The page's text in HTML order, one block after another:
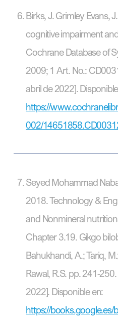
Birks, J. Grimley Evans,
cognitive impairment
Cochrane Database of
2009; 1 Art. No.:
abril de 2022].
https://
002/
Seyed Mohammad
2018. Technology &
and Nonmineral
Chapter 3.19. Gikgo
Bahukhandi, A.; Tariq,
Rawal, R.S. pp. 241-
2022]. Disponible en:
https://books.google.es/